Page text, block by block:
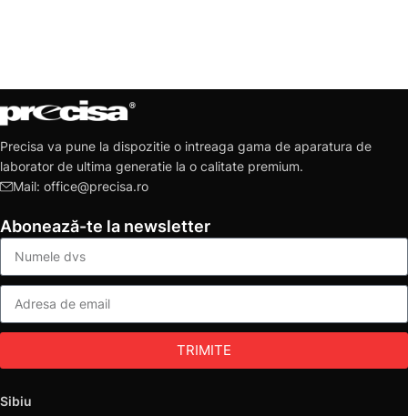
Precisa va pune la dispozitie o intreaga gama de aparatura de
laborator de ultima generatie la o calitate premium.
Mail: office@precisa.ro
Abonează-te la newsletter
TRIMITE
Sibiu